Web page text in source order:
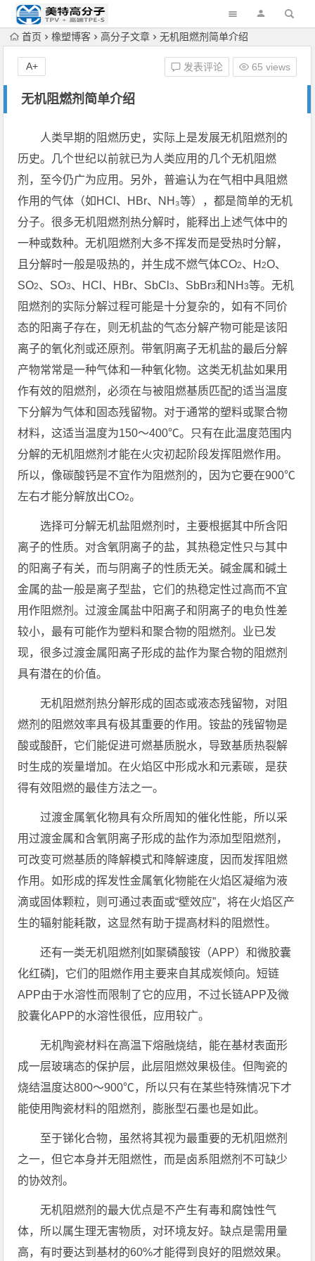
首页 橡塑博客 高分子文章 无机阻燃剂简单介绍
无机阻燃剂简单介绍
发表评论 65 views
A+
人类早期的阻燃历史，实际上是发展无机阻燃剂的
历史。几个世纪以前就已为人类应用的几个无机阻燃
剂，至今仍广为应用。另外，普遍认为在气相中具阻燃
作用的气体（如HCl、HBr、NH₃等），都是简单的无机
分子。很多无机阻燃剂热分解时，能释出上述气体中的
一种或数种。无机阻燃剂大多不挥发而是受热时分解，
且分解时一般是吸热的，并生成不燃气体CO2、H2O、
SO2、SO3、HCl、HBr、SbCl3、SbBr3和NH3等。无机
阻燃剂的实际分解过程可能是十分复杂的，如有不同价
态的阳离子存在，则无机盐的气态分解产物可能是该阳
离子的氧化剂或还原剂。带氧阴离子无机盐的最后分解
产物常常是一种气体和一种氧化物。这类无机盐如果用
作有效的阻燃剂，必须在与被阻燃基质匹配的适当温度
下分解为气体和固态残留物。对于通常的塑料或聚合物
材料，这适当温度为150～400℃。只有在此温度范围内
分解的无机阻燃剂才能在火灾初起阶段发挥阻燃作用。
所以，像碳酸钙是不宜作为阻燃剂的，因为它要在900℃
左右才能分解放出CO2。
选择可分解无机盐阻燃剂时，主要根据其中所含阳
离子的性质。对含氧阴离子的盐，其热稳定性只与其中
的阳离子有关，而与阴离子的性质无关。碱金属和碱土
金属的盐一般是离子型盐，它们的热稳定性过高而不宜
用作阻燃剂。过渡金属盐中阳离子和阴离子的电负性差
较小，最有可能作为塑料和聚合物的阻燃剂。业已发
现，很多过渡金属阳离子形成的盐作为聚合物的阻燃剂
具有潜在的价值。
无机阻燃剂热分解形成的固态或液态残留物，对阻
燃剂的阻燃效率具有极其重要的作用。铵盐的残留物是
酸或酸酐，它们能促进可燃基质脱水，导致基质热裂解
时生成的炭量增加。在火焰区中形成水和元素碳，是获
得有效阻燃的最佳方法之一。
过渡金属氧化物具有众所周知的催化性能，所以采
用过渡金属和含氧阴离子形成的盐作为添加型阻燃剂，
可改变可燃基质的降解模式和降解速度，因而发挥阻燃
作用。如形成的挥发性金属氧化物能在火焰区凝缩为液
滴或固体颗粒，则可通过表面或“壁效应”，将在火焰区产
生的辐射能耗散，这显然有助于提高材料的阻燃性。
还有一类无机阻燃剂[如聚磷酸铵（APP）和微胶囊
化红磷]，它们的阻燃作用主要来自其成炭倾向。短链
APP由于水溶性而限制了它的应用，不过长链APP及微
胶囊化APP的水溶性很低，应用较广。
无机陶瓷材料在高温下熔融烧结，能在基材表面形
成一层玻璃态的保护层，此层阻燃效果极佳。但陶瓷的
烧结温度达800～900℃，所以只有在某些特殊情况下才
能使用陶瓷材料的阻燃剂，膨胀型石墨也是如此。
至于锑化合物，虽然将其视为最重要的无机阻燃剂
之一，但它本身并无阻燃性，而是卤系阻燃剂不可缺少
的协效剂。
无机阻燃剂的最大优点是不产生有毒和腐蚀性气
体，所以属生理无害物质，对环境友好。缺点是需用量
高，有时要达到基材的60%才能得到良好的阻燃效果。